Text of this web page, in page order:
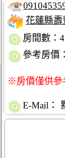
花蓮縣
房間數：
參考房價
※房價僅供參
E-Mail：